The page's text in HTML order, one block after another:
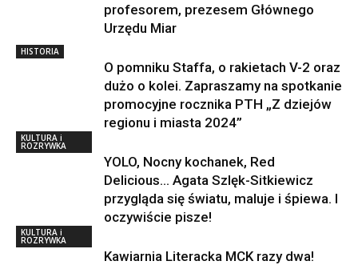
profesorem, prezesem Głównego
Urzędu Miar
HISTORIA
O pomniku Staffa, o rakietach V-2 oraz
dużo o kolei. Zapraszamy na spotkanie
promocyjne rocznika PTH „Z dziejów
regionu i miasta 2024”
KULTURA i
ROZRYWKA
YOLO, Nocny kochanek, Red
Delicious… Agata Szlęk-Sitkiewicz
przygląda się światu, maluje i śpiewa. I
oczywiście pisze!
KULTURA i
ROZRYWKA
Kawiarnia Literacka MCK razy dwa!